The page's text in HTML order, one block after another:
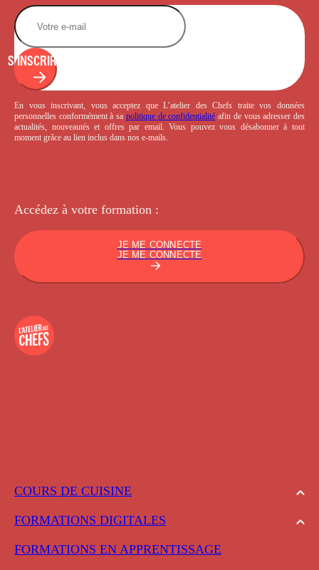
COURS DE CUISINE
FORMATIONS DIGITALES
FORMATIONS EN APPRENTISSAGE
S'INSCRIRE
En vous inscrivant, vous acceptez que L’atelier des Chefs traite vos données
personnelles conformément à sa politique de confidentialité afin de vous adresser des
actualités, nouveautés et offres par email. Vous pouvez vous désabonner à tout
moment grâce au lien inclus dans nos e-mails.
Accédez à votre formation :
JE ME CONNECTE
JE ME CONNECTE